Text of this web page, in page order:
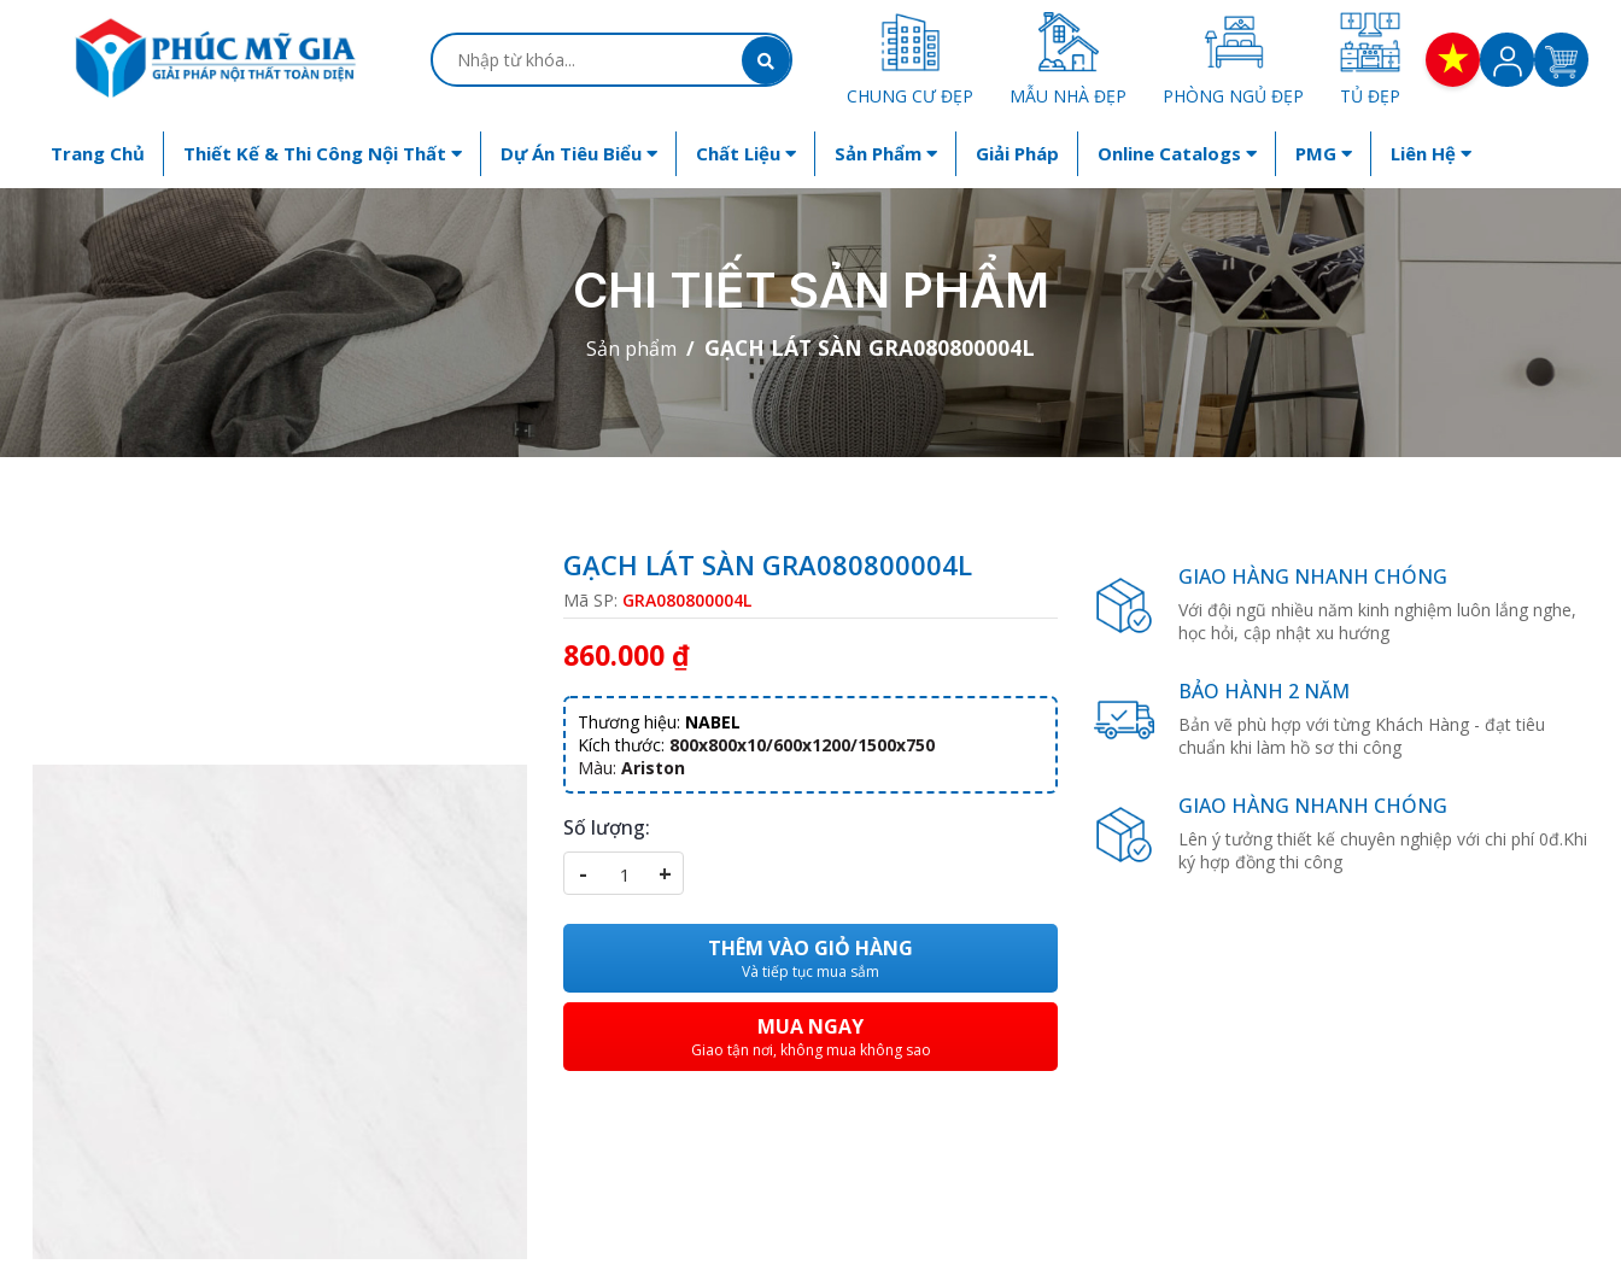
CHUNG CƯ ĐẸP MẪU NHÀ ĐẸP PHÒNG NGỦ ĐẸP TỦ ĐẸP
Trang Chủ Thiết Kế & Thi Công Nội Thất Dự Án Tiêu Biểu Chất Liệu Sản Phẩm Giải Pháp Online Catalogs PMG Liên Hệ
CHI TIẾT SẢN PHẨM
Sản phẩm GẠCH LÁT SÀN GRA080800004L
GẠCH LÁT SÀN GRA080800004L
Mã SP: GRA080800004L
860.000 ₫
Thương hiệu: NABEL
Kích thước: 800x800x10/600x1200/1500x750
Màu: Ariston
Số lượng:
- +
THÊM VÀO GIỎ HÀNG
Và tiếp tục mua sắm
MUA NGAY
Giao tận nơi, không mua không sao
GIAO HÀNG NHANH CHÓNG
Với đội ngũ nhiều năm kinh nghiệm luôn lắng nghe,
học hỏi, cập nhật xu hướng
BẢO HÀNH 2 NĂM
Bản vẽ phù hợp với từng Khách Hàng - đạt tiêu
chuẩn khi làm hồ sơ thi công
GIAO HÀNG NHANH CHÓNG
Lên ý tưởng thiết kế chuyên nghiệp với chi phí 0đ.Khi
ký hợp đồng thi công